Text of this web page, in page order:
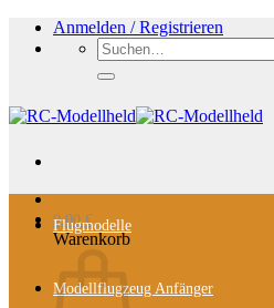
Zum
Inhalt
Anmelden / Registrieren
Suchen
nach:
0,00€
Warenkorb
Flugmodelle
Modellflugzeug Anfänger